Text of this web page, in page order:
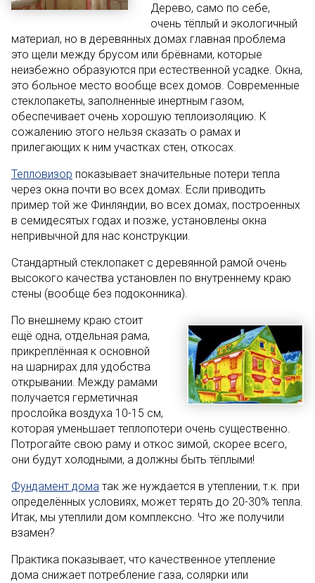
Дерево, само по себе,
очень тёплый и экологичный
материал, но в деревянных домах главная проблема
это щели между брусом или брёвнами, которые
неизбежно образуются при естественной усадке. Окна,
это больное место вообще всех домов. Современные
стеклопакеты, заполненные инертным газом,
обеспечивает очень хорошую теплоизоляцию. К
сожалению этого нельзя сказать о рамах и
прилегающих к ним участках стен, откосах.
Тепловизор показывает значительные потери тепла
через окна почти во всех домах. Если приводить
пример той же Финляндии, во всех домах, построенных
в семидесятых годах и позже, установлены окна
непривычной для нас конструкции.
Стандартный стеклопакет с деревянной рамой очень
высокого качества установлен по внутреннему краю
стены (вообще без подоконника).
По внешнему краю стоит
ещё одна, отдельная рама,
прикреплённая к основной
на шарнирах для удобства
открывании. Между рамами
получается герметичная
прослойка воздуха 10-15 см,
которая уменьшает теплопотери очень существенно.
Потрогайте свою раму и откос зимой, скорее всего,
они будут холодными, а должны быть тёплыми!
Фундамент дома так же нуждается в утеплении, т.к. при
определённых условиях, может терять до 20-30% тепла.
Итак, мы утеплили дом комплексно. Что же получили
взамен?
Практика показывает, что качественное утепление
дома снижает потребление газа, солярки или